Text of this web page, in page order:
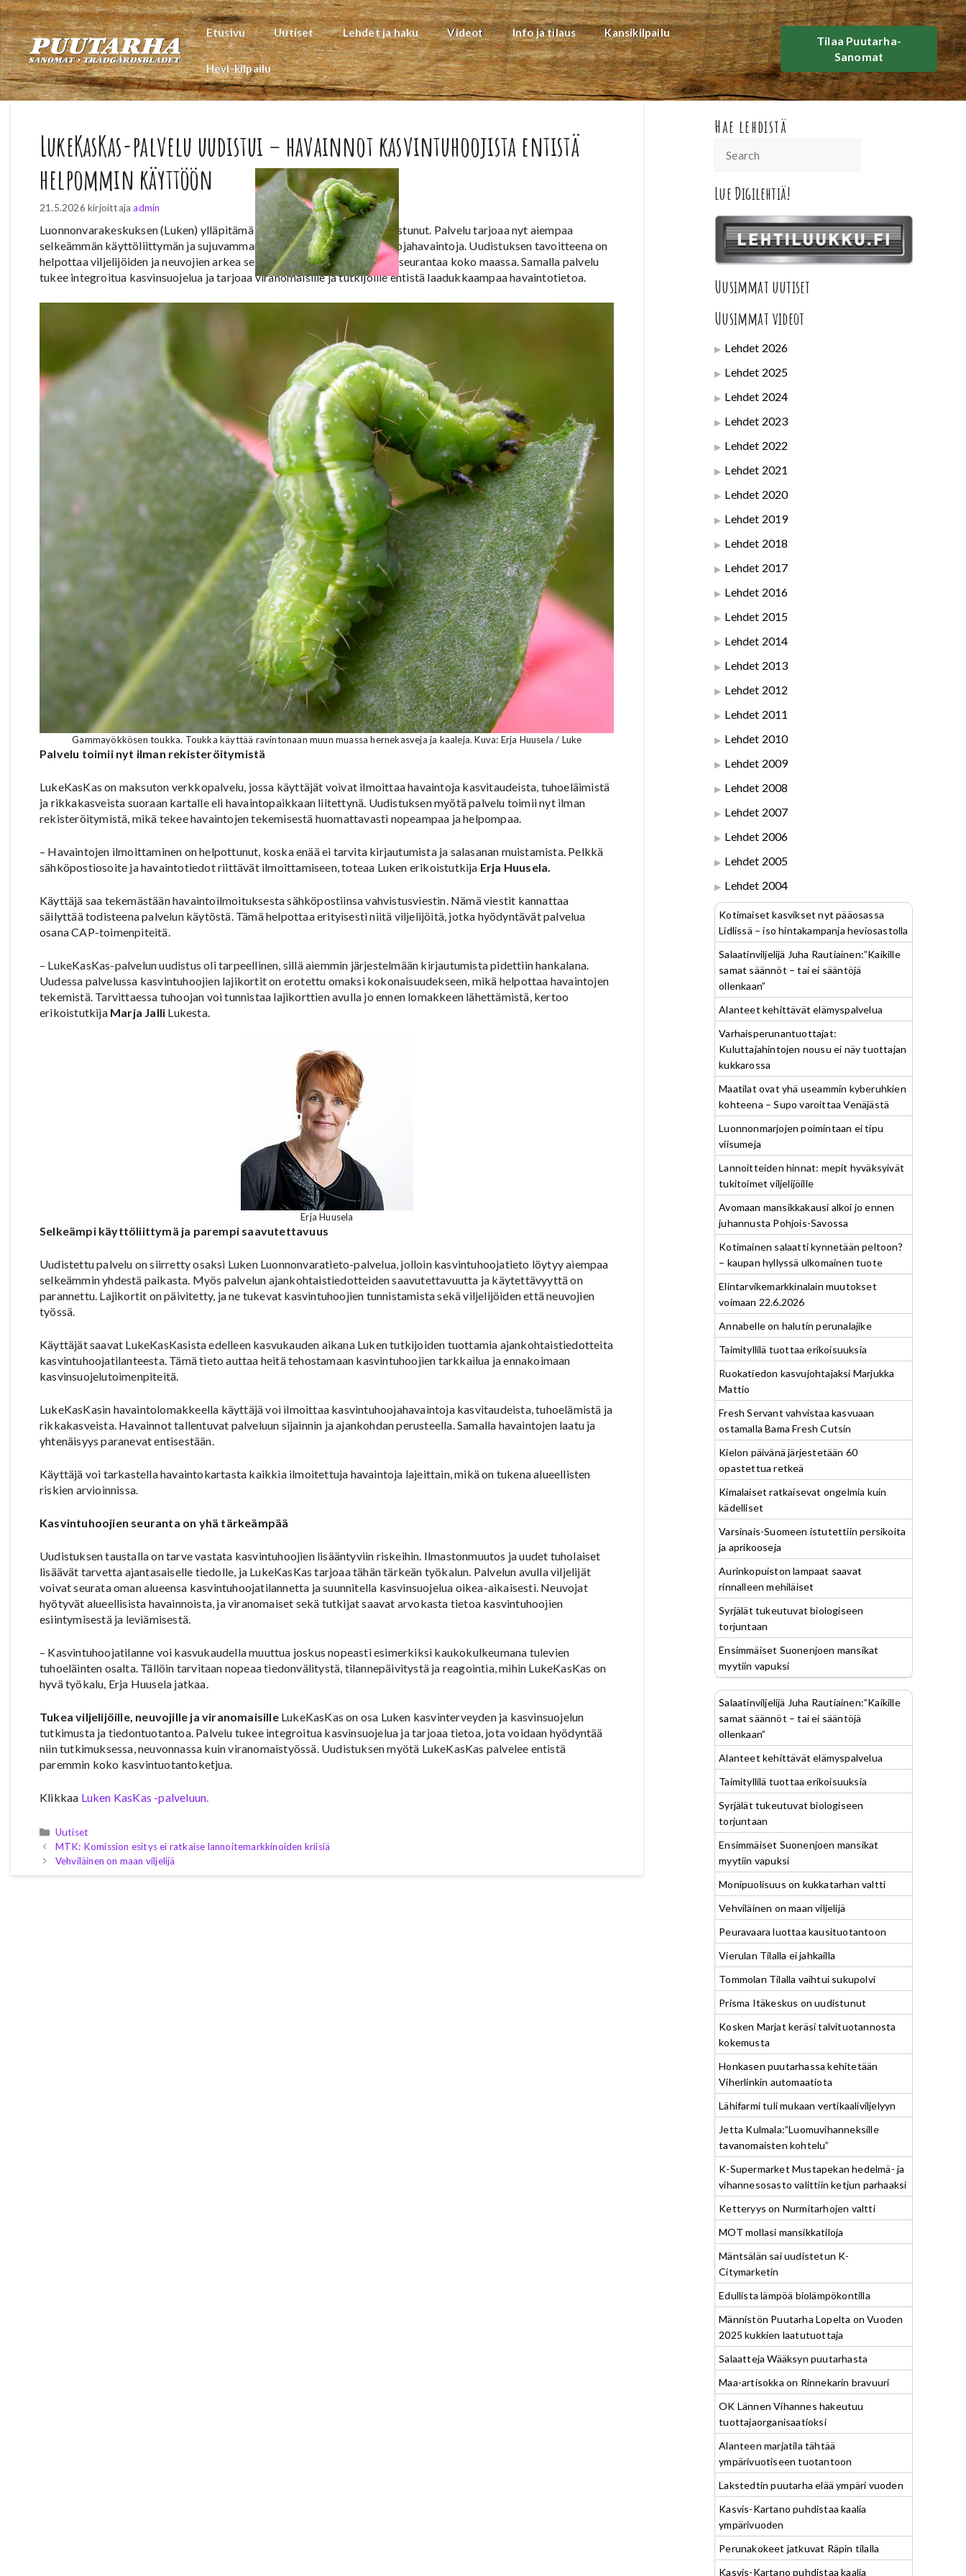
Siirry
sisältöön
Etusivu Uutiset Lehdet ja haku Videot Info ja tilaus Kansikilpailu
Hevi-kilpailu
Tilaa Puutarha-
Sanomat
LukeKasKas-palvelu uudistui – havainnot kasvintuhoojista entistä
helpommin käyttöön
21.5.2026 kirjoittajaadmin
Luonnonvarakeskuksen (Luken) ylläpitämä LukeKasKas-palvelu on uudistunut. Palvelu tarjoaa nyt aiempaa
selkeämmän käyttöliittymän ja sujuvamman tavan ilmoittaa kasvintuhoojahavaintoja. Uudistuksen tavoitteena on
helpottaa viljelijöiden ja neuvojien arkea sekä parantaa kasvintuhoojien seurantaa koko maassa. Samalla palvelu
tukee integroitua kasvinsuojelua ja tarjoaa viranomaisille ja tutkijoille entistä laadukkaampaa havaintotietoa.
Gammayökkösen toukka. Toukka käyttää ravintonaan muun muassa hernekasveja ja kaaleja. Kuva: Erja Huusela / Luke
Palvelu toimii nyt ilman rekisteröitymistä
LukeKasKas on maksuton verkkopalvelu, jossa käyttäjät voivat ilmoittaa havaintoja kasvitaudeista, tuhoeläimistä
ja rikkakasveista suoraan kartalle eli havaintopaikkaan liitettynä. Uudistuksen myötä palvelu toimii nyt ilman
rekisteröitymistä, mikä tekee havaintojen tekemisestä huomattavasti nopeampaa ja helpompaa.
– Havaintojen ilmoittaminen on helpottunut, koska enää ei tarvita kirjautumista ja salasanan muistamista. Pelkkä
sähköpostiosoite ja havaintotiedot riittävät ilmoittamiseen, toteaa Luken erikoistutkija Erja Huusela.
Käyttäjä saa tekemästään havaintoilmoituksesta sähköpostiinsa vahvistusviestin. Nämä viestit kannattaa
säilyttää todisteena palvelun käytöstä. Tämä helpottaa erityisesti niitä viljelijöitä, jotka hyödyntävät palvelua
osana CAP-toimenpiteitä.
– LukeKasKas-palvelun uudistus oli tarpeellinen, sillä aiemmin järjestelmään kirjautumista pidettiin hankalana.
Uudessa palvelussa kasvintuhoojien lajikortit on erotettu omaksi kokonaisuudekseen, mikä helpottaa havaintojen
tekemistä. Tarvittaessa tuhoojan voi tunnistaa lajikorttien avulla jo ennen lomakkeen lähettämistä, kertoo
erikoistutkija Marja Jalli Lukesta.
Erja Huusela
Selkeämpi käyttöliittymä ja parempi saavutettavuus
Uudistettu palvelu on siirretty osaksi Luken Luonnonvaratieto-palvelua, jolloin kasvintuhoojatieto löytyy aiempaa
selkeämmin yhdestä paikasta. Myös palvelun ajankohtaistiedotteiden saavutettavuutta ja käytettävyyttä on
parannettu. Lajikortit on päivitetty, ja ne tukevat kasvintuhoojien tunnistamista sekä viljelijöiden että neuvojien
työssä.
Käyttäjät saavat LukeKasKasista edelleen kasvukauden aikana Luken tutkijoiden tuottamia ajankohtaistiedotteita
kasvintuhoojatilanteesta. Tämä tieto auttaa heitä tehostamaan kasvintuhoojien tarkkailua ja ennakoimaan
kasvinsuojelutoimenpiteitä.
LukeKasKasin havaintolomakkeella käyttäjä voi ilmoittaa kasvintuhoojahavaintoja kasvitaudeista, tuhoelämistä ja
rikkakasveista. Havainnot tallentuvat palveluun sijainnin ja ajankohdan perusteella. Samalla havaintojen laatu ja
yhtenäisyys paranevat entisestään.
Käyttäjä voi tarkastella havaintokartasta kaikkia ilmoitettuja havaintoja lajeittain, mikä on tukena alueellisten
riskien arvioinnissa.
Kasvintuhoojien seuranta on yhä tärkeämpää
Uudistuksen taustalla on tarve vastata kasvintuhoojien lisääntyviin riskeihin. Ilmastonmuutos ja uudet tuholaiset
lisäävät tarvetta ajantasaiselle tiedolle, ja LukeKasKas tarjoaa tähän tärkeän työkalun. Palvelun avulla viljelijät
voivat seurata oman alueensa kasvintuhoojatilannetta ja suunnitella kasvinsuojelua oikea-aikaisesti. Neuvojat
hyötyvät alueellisista havainnoista, ja viranomaiset sekä tutkijat saavat arvokasta tietoa kasvintuhoojien
esiintymisestä ja leviämisestä.
– Kasvintuhoojatilanne voi kasvukaudella muuttua joskus nopeasti esimerkiksi kaukokulkeumana tulevien
tuhoeläinten osalta. Tällöin tarvitaan nopeaa tiedonvälitystä, tilannepäivitystä ja reagointia, mihin LukeKasKas on
hyvä työkalu, Erja Huusela jatkaa.
Tukea viljelijöille, neuvojille ja viranomaisilleLukeKasKas on osa Luken kasvinterveyden ja kasvinsuojelun
tutkimusta ja tiedontuotantoa. Palvelu tukee integroitua kasvinsuojelua ja tarjoaa tietoa, jota voidaan hyödyntää
niin tutkimuksessa, neuvonnassa kuin viranomaistyössä. Uudistuksen myötä LukeKasKas palvelee entistä
paremmin koko kasvintuotantoketjua.
Klikkaa Luken KasKas -palveluun.
Kategoriat
Uutiset
MTK: Komission esitys ei ratkaise lannoitemarkkinoiden kriisiä
Vehviläinen on maan viljelijä
Hae lehdistä
Lue Digilehtiä!
Uusimmat uutiset
Uusimmat videot
Lehdet 2026
Lehdet 2025
Lehdet 2024
Lehdet 2023
Lehdet 2022
Lehdet 2021
Lehdet 2020
Lehdet 2019
Lehdet 2018
Lehdet 2017
Lehdet 2016
Lehdet 2015
Lehdet 2014
Lehdet 2013
Lehdet 2012
Lehdet 2011
Lehdet 2010
Lehdet 2009
Lehdet 2008
Lehdet 2007
Lehdet 2006
Lehdet 2005
Lehdet 2004
Kotimaiset kasvikset nyt pääosassa
Lidlissä – iso hintakampanja heviosastolla
Salaatinviljelijä Juha Rautiainen:”Kaikille
samat säännöt – tai ei sääntöjä
ollenkaan”
Alanteet kehittävät elämyspalvelua
Varhaisperunantuottajat:
Kuluttajahintojen nousu ei näy tuottajan
kukkarossa
Maatilat ovat yhä useammin kyberuhkien
kohteena – Supo varoittaa Venäjästä
Luonnonmarjojen poimintaan ei tipu
viisumeja
Lannoitteiden hinnat: mepit hyväksyivät
tukitoimet viljelijöille
Avomaan mansikkakausi alkoi jo ennen
juhannusta Pohjois-Savossa
Kotimainen salaatti kynnetään peltoon?
– kaupan hyllyssä ulkomainen tuote
Elintarvikemarkkinalain muutokset
voimaan 22.6.2026
Annabelle on halutin perunalajike
Taimityllilä tuottaa erikoisuuksia
Ruokatiedon kasvujohtajaksi Marjukka
Mattio
Fresh Servant vahvistaa kasvuaan
ostamalla Bama Fresh Cutsin
Kielon päivänä järjestetään 60
opastettua retkeä
Kimalaiset ratkaisevat ongelmia kuin
kädelliset
Varsinais-Suomeen istutettiin persikoita
ja aprikooseja
Aurinkopuiston lampaat saavat
rinnalleen mehiläiset
Syrjälät tukeutuvat biologiseen
torjuntaan
Ensimmäiset Suonenjoen mansikat
myytiin vapuksi
Salaatinviljelijä Juha Rautiainen:”Kaikille
samat säännöt – tai ei sääntöjä
ollenkaan”
Alanteet kehittävät elämyspalvelua
Taimityllilä tuottaa erikoisuuksia
Syrjälät tukeutuvat biologiseen
torjuntaan
Ensimmäiset Suonenjoen mansikat
myytiin vapuksi
Monipuolisuus on kukkatarhan valtti
Vehviläinen on maan viljelijä
Peuravaara luottaa kausituotantoon
Vierulan Tilalla ei jahkailla
Tommolan Tilalla vaihtui sukupolvi
Prisma Itäkeskus on uudistunut
Kosken Marjat keräsi talvituotannosta
kokemusta
Honkasen puutarhassa kehitetään
Viherlinkin automaatiota
Lähifarmi tuli mukaan vertikaaliviljelyyn
Jetta Kulmala:”Luomuvihanneksille
tavanomaisten kohtelu”
K-Supermarket Mustapekan hedelmä- ja
vihannesosasto valittiin ketjun parhaaksi
Ketteryys on Nurmitarhojen valtti
MOT mollasi mansikkatiloja
Mäntsälän sai uudistetun K-
Citymarketin
Edullista lämpöä biolämpökontilla
Männistön Puutarha Lopelta on Vuoden
2025 kukkien laatutuottaja
Salaatteja Wääksyn puutarhasta
Maa-artisokka on Rinnekarin bravuuri
OK Lännen Vihannes hakeutuu
tuottajaorganisaatioksi
Alanteen marjatila tähtää
ympärivuotiseen tuotantoon
Lakstedtin puutarha elää ympäri vuoden
Kasvis-Kartano puhdistaa kaalia
ympärivuoden
Perunakokeet jatkuvat Räpin tilalla
Kasvis-Kartano puhdistaa kaalia